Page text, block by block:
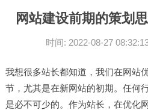
网站建设前期的策划
时间: 2022-08-27
我想很多站长都知道，我们在网站
节，尤其是在新网站的初期。任何
是必不可少的。作为站长，在优化